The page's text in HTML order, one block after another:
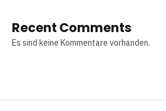
Recent Comments
Es sind keine Kommentare vorhanden.